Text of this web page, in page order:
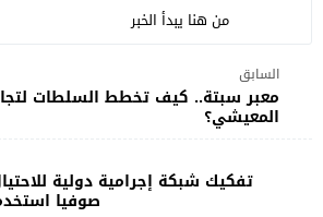
من هنا يبدأ الخبر
السابق
معبر سبتة.. كيف تخطط السلطات
المعيشي؟
تفكيك شبكة إجرامية دولية
صوفيا